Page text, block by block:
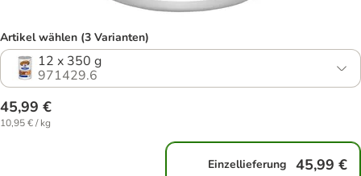
Artikel wählen (3 Varianten)
12 x 350 g
971429.6
45,99 €
10,95 € / kg
Einzellieferung 45,99 €